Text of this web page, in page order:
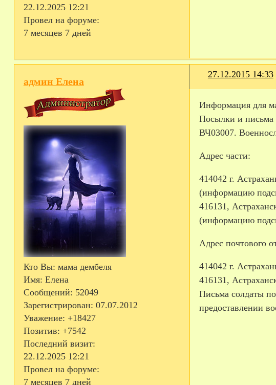
22.12.2025 12:21
Провел на форуме:
7 месяцев 7 дней
27.12.2015 14:33
админ Елена
Кто Вы: мама дембеля
Имя: Елена
Сообщений: 52049
Зарегистрирован: 07.07.2012
Уважение: +18427
Позитив: +7542
Последний визит:
22.12.2025 12:21
Провел на форуме:
7 месяцев 7 дней
Информация для
Посылки и письма
ВЧ03007.
Адрес части:
414042 г.
(информацию
416131,
(информацию
Адрес почтового
414042 г.
416131,
Письма солдаты
предоставлении